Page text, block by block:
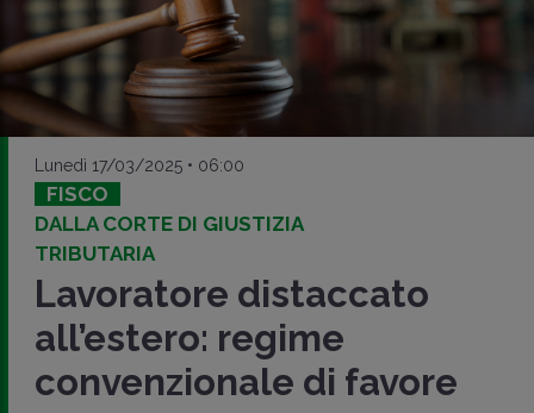
Lunedì 17/03/2025 • 06:00
FISCO
DALLA CORTE DI GIUSTIZIA
TRIBUTARIA
Lavoratore distaccato
all’estero: regime
convenzionale di favore